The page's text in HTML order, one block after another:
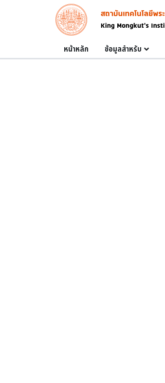
Skip to main content
Image
Main navigation
หน้าหลัก ข้อมูลสำหรับ